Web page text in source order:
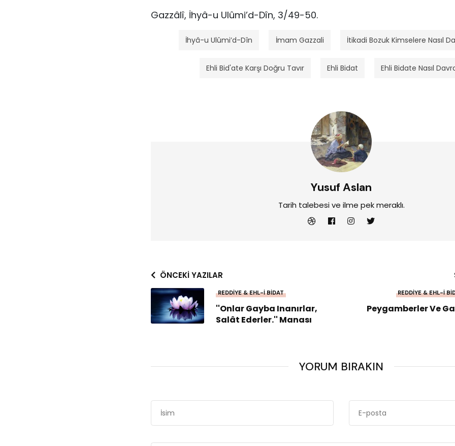
Gazzâlî, İhyâ-u Ulûmi’d-Dîn, 3/49-50.
İhyâ-u Ulûmi’d-Dîn İmam Gazzali İtikadi Bozuk Kimselere Nasıl
Ehli Bid'ate Karşı Doğru Tavır Ehli Bidat Ehli Bidate Nasıl
Yusuf Aslan
Tarih talebesi ve ilme pek meraklı.
ÖNCEKI YAZILAR
REDDIYE & EHL-I BIDAT
''Onlar Gayba Inanırlar,
Salât Ederler.'' Manası
REDDIYE & EHL-I
Peygamberler Ve
YORUM BIRAKIN